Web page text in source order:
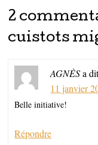
2
cuistots
AGNÈS a
11 janvier
Belle initiative!
Répondre